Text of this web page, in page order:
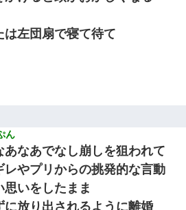
「ごめん、何も言わずにお金貸してく
くら？」女友達「10万円ぐら
2人を家に泊めた結果ｗｗｗｗｗｗ
開催して夫婦で参加してたんだけど、
人に「BBQは友達とやりなよ！」と言
左団扇で寝て待て
ん
なあでなし崩しを狙われて
レやプリからの挑発的な言動
思いをしたまま
に放り出されるように離婚